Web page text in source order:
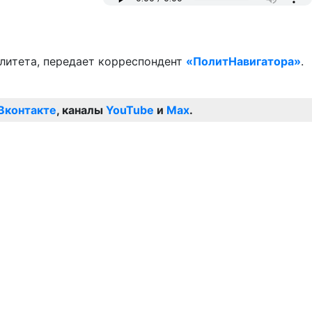
передает корреспондент «ПолитНавигатора».
, каналы YouTube и Max.